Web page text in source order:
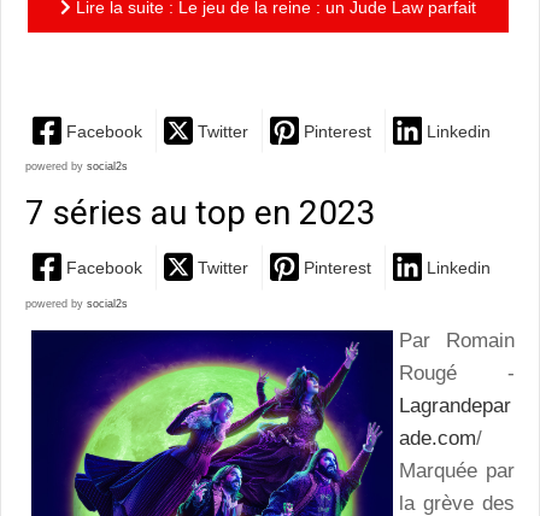
Lire la suite : Le jeu de la reine : un Jude Law parfait
Facebook Twitter Pinterest Linkedin
powered by social2s
7 séries au top en 2023
Facebook Twitter Pinterest Linkedin
powered by social2s
Par Romain
Rougé -
Lagrandepar
ade.com/
Marquée par
la grève des